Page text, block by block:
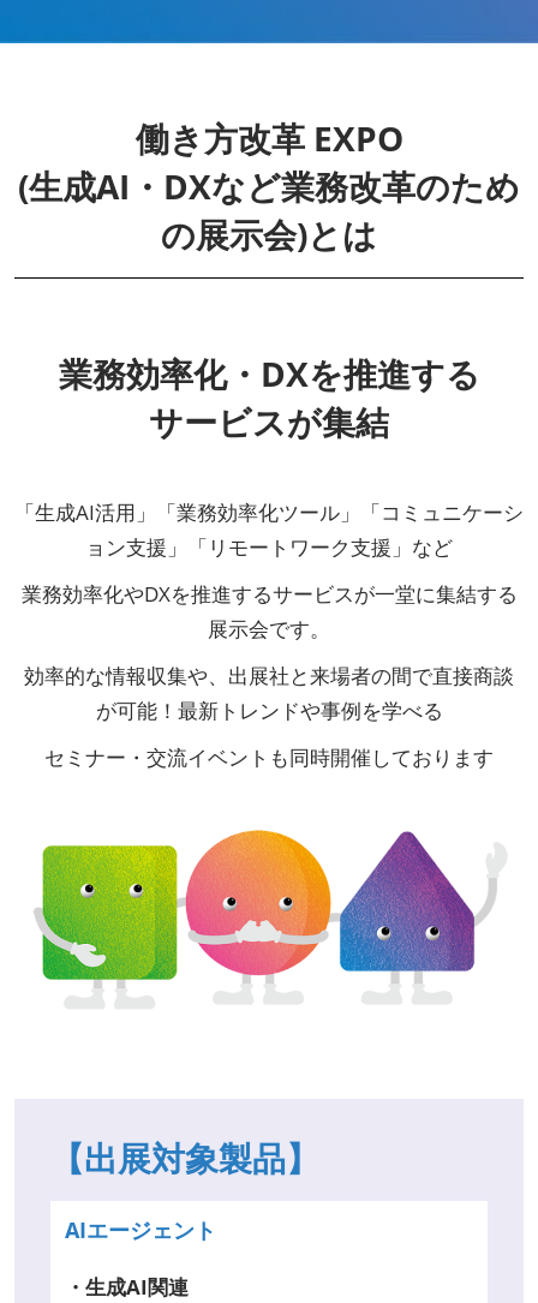
働き方改革 EXPO
(生成AI・DXなど業務改革のため
の展示会)とは
業務効率化・DXを推進する
サービスが集結
「生成AI活用」「業務効率化ツール」「コミュニケーシ
ョン支援」「リモートワーク支援」など
業務効率化やDXを推進するサービスが一堂に集結する
展示会です。
効率的な情報収集や、出展社と来場者の間で直接商談
が可能！最新トレンドや事例を学べる
セミナー・交流イベントも同時開催しております
【出展対象製品】
AIエージェント
・生成AI関連